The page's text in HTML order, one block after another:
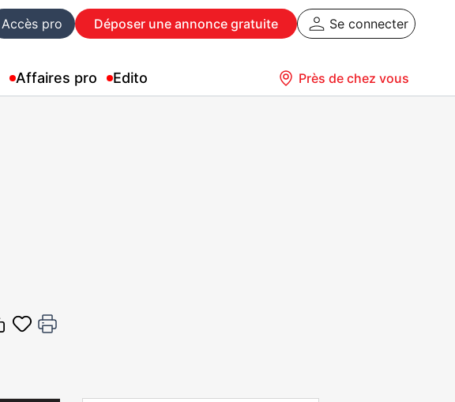
Accès pro Déposer une annonce gratuite Se connecter
Affaires pro Edito Près de chez vous